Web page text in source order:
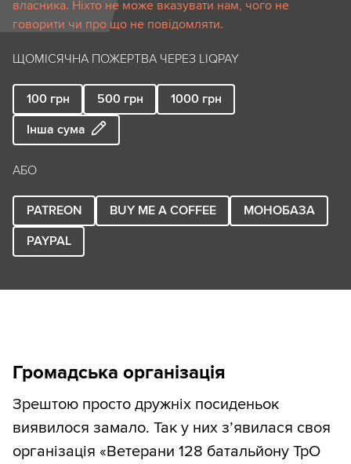
власника. Ніхто не може вказувати нам, чого не
говорити чи про що не повідомляти.
ЩОМІСЯЧНА ПОЖЕРТВА ЧЕРЕЗ LIQPAY
100 грн 500 грн 1000 грн
Інша сума
АБО
PATREON BUY ME A COFFEE
МОНОБАЗА
PAYPAL
Громадська організація
Зрештою просто дружніх посиденьок
виявилося замало. Так у них зʼявилася своя
організація «Ветерани 128 батальйону ТрО